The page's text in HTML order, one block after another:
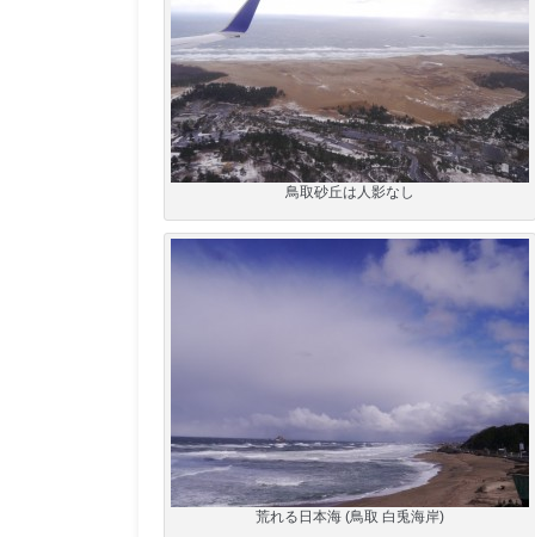
鳥取砂丘は人影なし
荒れる日本海 (鳥取 白兎海岸)